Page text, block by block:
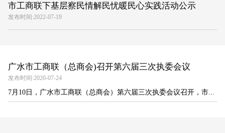
市工商联下基层察民情解民忧暖民心实践活动公示
发布时间:2022-07-19
广水市工商联（总商会)召开第六届三次执委会议
发布时间:2020-07-24
7月10日，广水市工商联（总商会）第六届三次执委会议召开，市...